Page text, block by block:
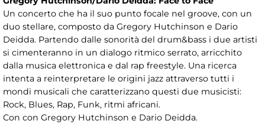
Un concerto che ha il suo punto focale nel groove, con un
duo stellare, composto da Gregory Hutchinson e Dario
Deidda. Partendo dalle sonorità del drum&bass i due artisti
si cimenteranno in un dialogo ritmico serrato, arricchito
dalla musica elettronica e dal rap freestyle. Una ricerca
intenta a reinterpretare le origini jazz attraverso tutti i
mondi musicali che caratterizzano questi due musicisti:
Rock, Blues, Rap, Funk, ritmi africani.
Con con Gregory Hutchinson e Dario Deidda.